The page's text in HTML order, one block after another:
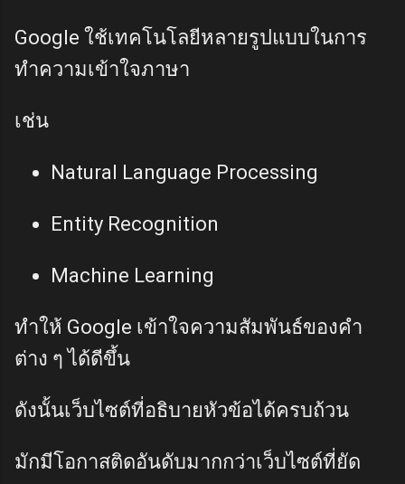
Google ใช้เทคโนโลยีหลายรูปแบบในการ
ทำความเข้าใจภาษา
เช่น
Natural Language Processing
Entity Recognition
Machine Learning
ทำให้ Google เข้าใจความสัมพันธ์ของคำ
ต่าง ๆ ได้ดีขึ้น
ดังนั้นเว็บไซต์ที่อธิบายหัวข้อได้ครบถ้วน
มักมีโอกาสติดอันดับมากกว่าเว็บไซต์ที่ยัด